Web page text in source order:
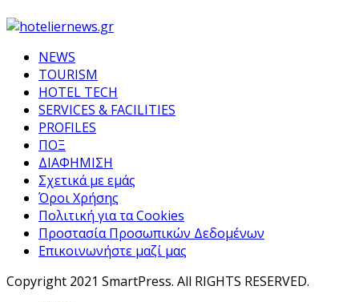
NEWS
TOURISM
HOTEL TECH
SERVICES & FACILITIES
PROFILES
ΠΟΞ
ΔΙΑΦΗΜΙΣΗ
Σχετικά με εμάς
Όροι Χρήσης
Πολιτική για τα Cookies
Προστασία Προσωπικών Δεδομένων
Επικοινωνήστε μαζί μας
Copyright 2021 SmartPress. All RIGHTS RESERVED.